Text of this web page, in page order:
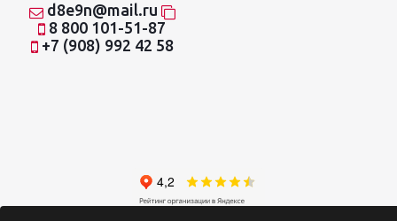
d8e9n@mail.ru
8 800 101-51-87
+7 (908) 992 42 58